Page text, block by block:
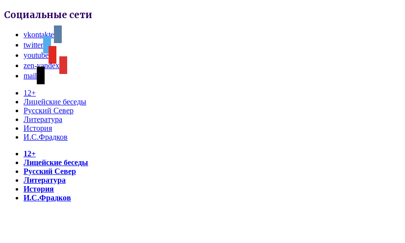
Социальные сети
vkontakte
twitter
youtube
zen-yandex
mail
12+
Лицейские беседы
Русский Север
Литература
История
И.С.Фрадков
12+
Лицейские беседы
Русский Север
Литература
История
И.С.Фрадков